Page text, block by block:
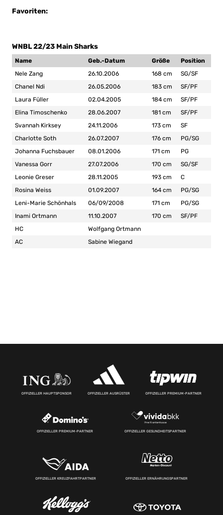
Favoriten:
WNBL 22/23 Main Sharks
Name Geb.-Datum Größe
Position
Nele Zang
26.10.2006 168 cm
SG/SF
Chanel Ndi
26.05.2006 183 cm
SF/PF
Laura Füller
02.04.2005 184 cm
SF/PF
Elina Timoschenko
28.06.2007 181 cm
SF/PF
Svannah Kirksey
24.11.2006 173 cm
SF
Charlotte Soth
26.07.2007 176 cm
PG/SG
Johanna Fuchsbauer
08.01.2006 171 cm
PG
Vanessa Gorr
27.07.2006 170 cm
SG/SF
Leonie Greser
28.11.2005 193 cm
C
Rosina Weiss
01.09.2007 164 cm
PG/SG
Leni-Marie Schönhals
06/09/2008 171 cm
PG/SG
Inami Ortmann
11.10.2007 170 cm
SF/PF
HC
Wolfgang Ortmann
AC
Sabine Wiegand
OFFIZIELLER HAUPTSPONSOR OFFIZIELLER AUSRÜSTER OFFIZIELLER PREMIUM-PARTNER
OFFIZIELLER PREMIUM-PARTNER OFFIZIELLER GESUNDHEITSPARTNER
OFFIZIELLER KREUZFAHRTPARTNER OFFIZIELLER ERNÄHRUNGSPARTNER